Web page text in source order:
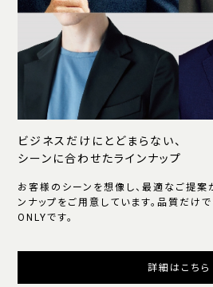
ビジネスだけにとどまらない、
シーンに合わせたラインナップ
お客様のシーンを想像し、最適なご提案
ンナップをご用意しています。品質だけ
ONLYです。
詳細はこちら